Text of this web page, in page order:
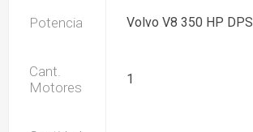
Potencia Volvo V8 350 HP DPS
Cant.
Motores
1